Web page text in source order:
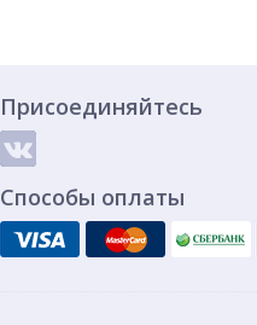
Присоединяйтесь
Способы оплаты